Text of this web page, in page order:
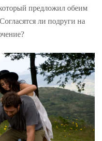
предложил обеим
ли подруги на